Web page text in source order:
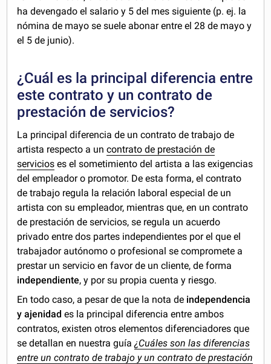
ha devengado el salario y 5 del mes siguiente (p. ej. la
nómina de mayo se suele abonar entre el 28 de mayo y
el 5 de junio).
¿Cuál es la principal diferencia entre
este contrato y un contrato de
prestación de servicios?
La principal diferencia de un contrato de trabajo de
artista respecto a uncontrato de prestación de
servicios es el sometimiento del artista a las exigencias
del empleador o promotor. De esta forma, el contrato
de trabajo regula la relación laboral especial de un
artista con su empleador, mientras que, en un contrato
de prestación de servicios, se regula un acuerdo
privado entre dos partes independientes por el que el
trabajador autónomo o profesional se compromete a
prestar un servicio en favor de un cliente, de forma
independiente, y por su propia cuenta y riesgo.
En todo caso, a pesar de que la nota de independencia
y ajenidades la principal diferencia entre ambos
contratos, existen otros elementos diferenciadores que
se detallan en nuestra guía¿Cuáles son las diferencias
entre un contrato de trabajo y un contrato de prestación